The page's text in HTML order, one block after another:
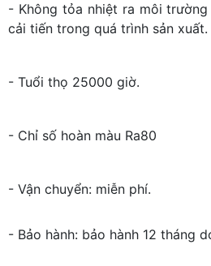
- Không tỏa nhiệt ra môi
cải tiến trong quá trình sản xuất.
- Tuổi thọ 25000 giờ.
- Chỉ số hoàn màu Ra80
- Vận chuyển: miễn phí.
- Bảo hành: bảo hành 12 tháng